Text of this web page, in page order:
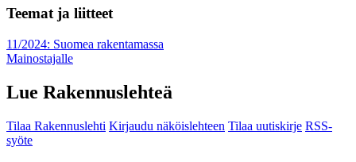
Teemat ja liitteet
11/2024: Suomea rakentamassa
Mainostajalle
Lue Rakennuslehteä
Tilaa Rakennuslehti Kirjaudu näköislehteen Tilaa uutiskirje RSS-
syöte